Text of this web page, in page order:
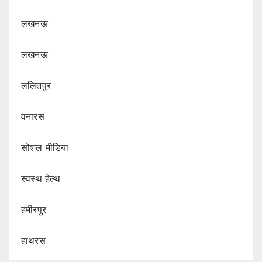
लखनऊ
लखनऊ
ललितपुर
वनारस
सोशल मीडिया
स्वस्थ हेल्थ
हमीरपुर
हाथरस